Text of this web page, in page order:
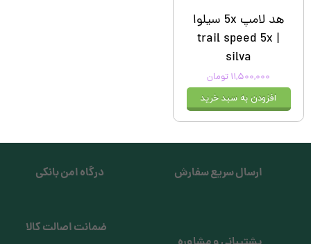
هد لامپ 5x سیلوا
| trail speed 5x
silva
۱۱,۵۰۰,۰۰۰ تومان
افزودن به سبد خرید
ارسال سریع سفارش درگاه امن بانکی
ضمانت اصالت کالا